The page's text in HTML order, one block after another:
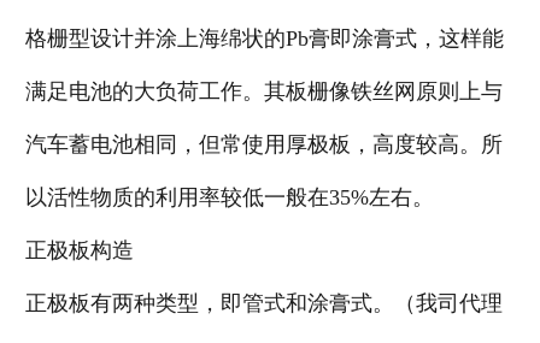
格栅型设计并涂上海绵状的Pb膏即涂膏式，这样能
满足电池的大负荷工作。其板栅像铁丝网原则上与
汽车蓄电池相同，但常使用厚极板，高度较高。所
以活性物质的利用率较低一般在35%左右。
正极板构造
正极板有两种类型，即管式和涂膏式。（我司代理